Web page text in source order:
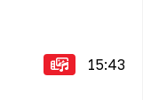
15:43